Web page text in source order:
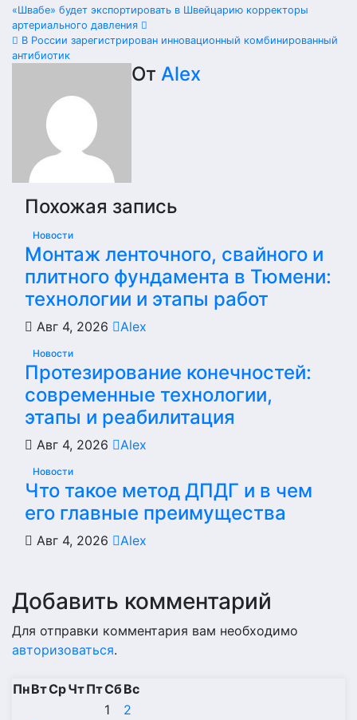
Навигация
по
«Швабе» будет экспортировать в Швейцарию корректоры
артериального давления
В России зарегистрирован инновационный комбинированный
антибиотик
От Alex
Похожая запись
Новости
Монтаж ленточного, свайного и
плитного фундамента в Тюмени:
технологии и этапы работ
Авг 4, 2026 Alex
Новости
Протезирование конечностей:
современные технологии,
этапы и реабилитация
Авг 4, 2026 Alex
Новости
Что такое метод ДПДГ и в чем
его главные преимущества
Авг 4, 2026 Alex
Добавить комментарий
Для отправки комментария вам необходимо
авторизоваться.
ПнВтСрЧтПтСбВс
1
2